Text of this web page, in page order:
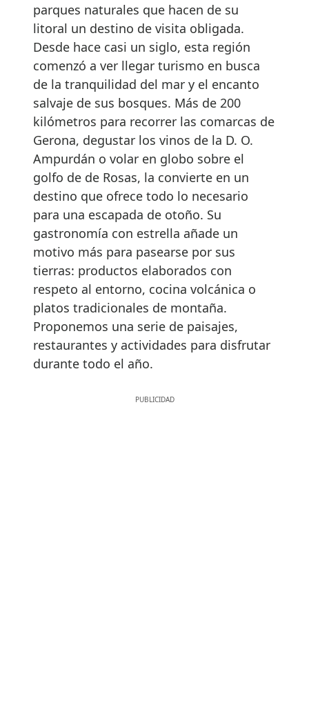
parques naturales que hacen de su
litoral un destino de visita obligada.
Desde hace casi un siglo, esta región
comenzó a ver llegar turismo en busca
de la tranquilidad del mar y el encanto
salvaje de sus bosques. Más de 200
kilómetros para recorrer las comarcas de
Gerona, degustar los vinos de la D. O.
Ampurdán o volar en globo sobre el
golfo de de Rosas, la convierte en un
destino que ofrece todo lo necesario
para una escapada de otoño. Su
gastronomía con estrella añade un
motivo más para pasearse por sus
tierras: productos elaborados con
respeto al entorno, cocina volcánica o
platos tradicionales de montaña.
Proponemos una serie de paisajes,
restaurantes y actividades para disfrutar
durante todo el año.